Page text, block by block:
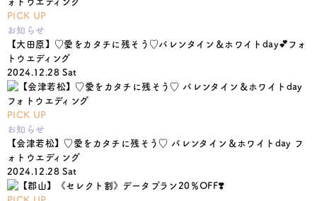
PICK UP
お知らせ
【大田原】♡愛をカタチに残そう♡バレンタイン＆ホワイトday💕フォ
トウエディング
2024.12.28 Sat
PICK UP
お知らせ
【会津若松】♡愛をカタチに残そう♡ バレンタイン＆ホワイトday フ
ォトウエディング
2024.12.28 Sat